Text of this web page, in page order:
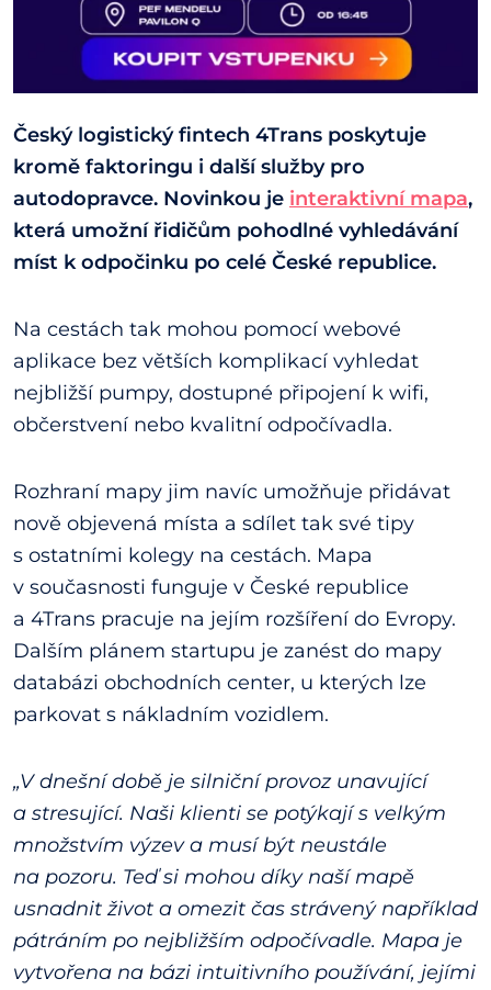
Český logistický fintech 4Trans poskytuje
kromě faktoringu i další služby pro
autodopravce. Novinkou je interaktivní mapa,
která umožní řidičům pohodlné vyhledávání
míst k odpočinku po celé České republice.
Na cestách tak mohou pomocí webové
aplikace bez větších komplikací vyhledat
nejbližší pumpy, dostupné připojení k wifi,
občerstvení nebo kvalitní odpočívadla.
Rozhraní mapy jim navíc umožňuje přidávat
nově objevená místa a sdílet tak své tipy
s ostatními kolegy na cestách. Mapa
v současnosti funguje v České republice
a 4Trans pracuje na jejím rozšíření do Evropy.
Dalším plánem startupu je zanést do mapy
databázi obchodních center, u kterých lze
parkovat s nákladním vozidlem.
„V dnešní době je silniční provoz unavující
a stresující. Naši klienti se potýkají s velkým
množstvím výzev a musí být neustále
na pozoru. Teď si mohou díky naší mapě
usnadnit život a omezit čas strávený například
pátráním po nejbližším odpočívadle. Mapa je
vytvořena na bázi intuitivního používání, jejími